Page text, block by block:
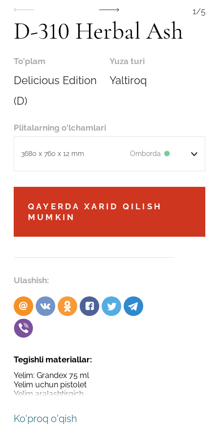
1/5
D-310 Herbal Ash
To'plam
Delicious Edition
(D)
Yuza turi
Yaltiroq
Plitalarning o'lchamlari
3680 x 760 x 12 mm Omborda
QAYERDA XARID QILISH
MUMKIN
Ulashish:
Tegishli materiallar:
Yelim: Grandex 75 ml
Yelim uchun pistolet
Yelim aralashtirgich
Ko'proq o'qish
ARIZANI YUBORISH
Robot emasligingizni tasdiqlang
LOYIHANI YUBORISH
Robot emasligingizni tasdiqlang